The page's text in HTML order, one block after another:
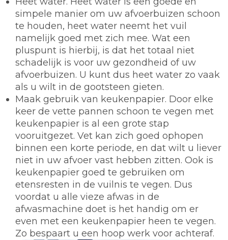
simpele manier om uw afvoerbuizen schoon
te houden, heet water neemt het vuil
namelijk goed met zich mee. Wat een
pluspunt is hierbij, is dat het totaal niet
schadelijk is voor uw gezondheid of uw
afvoerbuizen. U kunt dus heet water zo vaak
als u wilt in de gootsteen gieten.
Maak gebruik van keukenpapier. Door elke
keer de vette pannen schoon te vegen met
keukenpapier is al een grote stap
vooruitgezet. Vet kan zich goed ophopen
binnen een korte periode, en dat wilt u liever
niet in uw afvoer vast hebben zitten. Ook is
keukenpapier goed te gebruiken om
etensresten in de vuilnis te vegen. Dus
voordat u alle vieze afwas in de
afwasmachine doet is het handig om er
even met een keukenpapier heen te vegen.
Zo bespaart u een hoop werk voor achteraf.